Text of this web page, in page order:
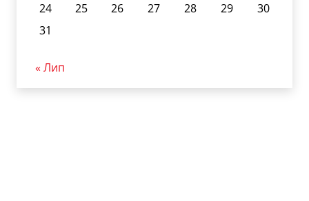
24
25 26 27 28 29
30
31
« Лип